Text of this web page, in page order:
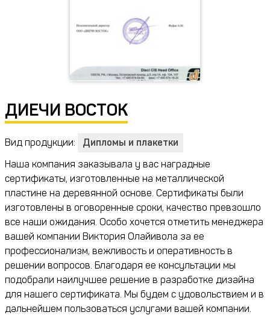
ДИЕЧИ ВОСТОК
Вид продукции:
Дипломы и плакетки
Наша компания заказывала у вас наградные
сертификаты, изготовленные на металлической
пластине на деревянной основе. Сертификаты были
изготовлены в оговоренные сроки, качество превзошло
все наши ожидания. Особо хочется отметить менеджера
вашей компании Виктория Олайивола за ее
профессионализм, вежливость и оперативность в
решении вопросов. Благодаря ее консультации мы
подобрали наилучшее решение в разработке дизайна
для нашего сертификата. Мы будем с удовольствием и в
дальнейшем пользоваться услугами вашей компании.